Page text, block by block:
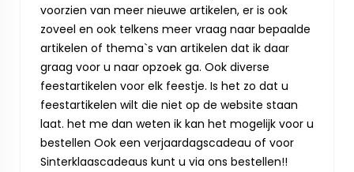
voorzien van meer nieuwe artikelen, er is ook
zoveel en ook telkens meer vraag naar bepaalde
artikelen of thema`s van artikelen dat ik daar
graag voor u naar opzoek ga. Ook diverse
feestartikelen voor elk feestje. Is het zo dat u
feestartikelen wilt die niet op de website staan
laat. het me dan weten ik kan het mogelijk voor u
bestellen Ook een verjaardagscadeau of voor
Sinterklaascadeaus kunt u via ons bestellen!!